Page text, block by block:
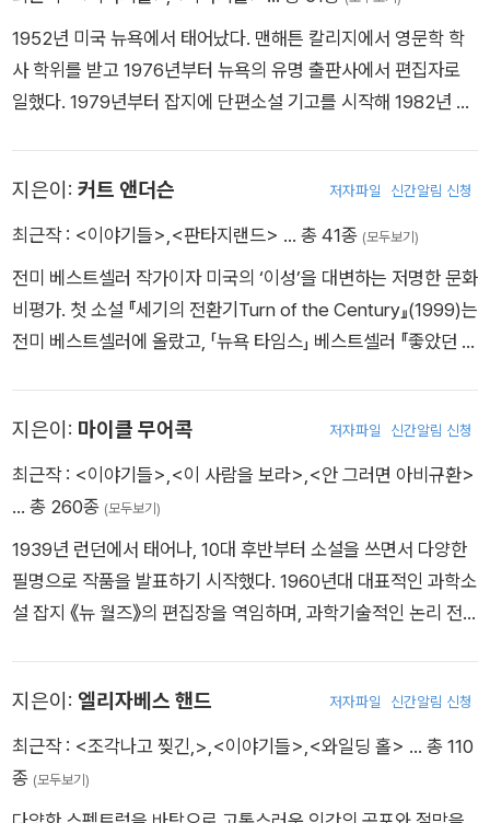
표작 ‘캐트린 댄스’ 시리즈의 네 번째 책이다. 제프리 디버가 주인
공으로 내세운 유일한 여성 형사 캐트린 댄스는 타인의 몸짓언어
에서 거짓말을 읽어내는, ‘인간 거짓말탐지기’로 활약하는 동작학
린 댄스’ 시리즈를 만들어달라는 독자 요청을 불러일으켰고, 이윽
고 새로운 주인공으로 등극한다. 《잠자는 인형》과 《도로변 십자
한 강》에서 스너프 필름 제작자와 맞붙는다. 군중을 고립시키고
공포심을 불어넣어 서로 죽이게 하는 독특한 살인 방식, 타인의
불행을 관음하는 변태적 심리, 참사 현장 영상을 유통하는 다크웹
디버 스릴러의 정점’이라는 찬사를 받았다.
스 픽션 크로니클상을 수상하며 『드라큘라』와 『프랑켄슈타인』에
서 이어지는 고딕-환상 문학의 계보를 잇는 작가로 자리매김했
다. 그 뒤 발표한 『라미아가 보고 있다』에서는 풍부한 역사적 상
상력으로 신화 속 존재인 <라미아>를 불멸과 매혹, 공포를 한 몸
에 담은 생명체로 재탄생시키며 19세기 역사와 문학적 상상을 정
중 스파이로 활약한 킴 필비 사건을 다룬 판타지 스릴러이다. 터
키, 아메리카, 아라비아 사막, 베이루트, 런던, 모스크바 등을 넘
나들며 초자연적인 힘을 둘러싼 국제 첩보전을 그린 이 작품으로
파워스는 국제호러협회상, 세계환상문학상을 수상하며 스릴러
ranger Tides』(1987), 『사망일Expiration Date』(1995) 외 다
수의 작품과 중단편집, 챕북을 발표했다. ■ 주요 수상 경력 198
4년 The Anubis Gates로 필립 K. 딕 기념상 수상 1986년 Dinn
Call로 세계환상문학상 수상 1996년 Expiration Date로 로커스
상 수상 1998년 Earthquake Weather로 로커스상 수상 2001
년 Declare로 국제 호러 협회상 수상 2001년 Declare로 세계
rowned (1976) - 'Forsake the Sky'라는 제목의 개정판으로
'Powers of Two'라는 제목으로 개정판이 나왔다. The Drawin
g of the Dark (1979) 『아누비스의 문The Anubis Gates (19
83)』 Dinner at Deviant’s Palace (1985) 『캐리비안의 해적-
1952년 미국 뉴욕에서 태어났다. 맨해튼 칼리지에서 영문학 학
사 학위를 받고 1976년부터 뉴욕의 유명 출판사에서 편집자로
일했다. 1979년부터 잡지에 단편소설 기고를 시작해 1982년 첫
스 이야기』로 브램 스토커 상을 수상했으며, 닐 게이먼과 공동 편
집한 『이야기들』로 2010년 셜리 잭슨 상 앤솔러지 부문을 수상
지은이: 커트 앤더슨 저자파일 신간알림 신청
최근작 : <이야기들> <판타지랜드> … 총 41종 (모두보기)
전미 베스트셀러 작가이자 미국의 ‘이성’을 대변하는 저명한 문화
비평가. 첫 소설 『세기의 전환기Turn of the Century』(1999)는
전미 베스트셀러에 올랐고, 「뉴욕 타임스」 베스트셀러 『좋았던 시
도 다수의 매체에서 올해의 책으로 선정되었다. 출간 즉시 「뉴욕
타임스」 베스트셀러가 된 논픽션 『판타지랜드Fantasyland』(20
17)는 미국 전역에 엄청난 논란거리를 던지며 화제가 되었고, 유
다. 하버드대학교를 우등으로 졸업한 앤더슨은 풍자 매거진 「스
파이Spy」를 공동 창간했으며, 「타임」과 「뉴요커」의 정치비평 및
문화 칼럼니스트로 활약하면서 다수의 저널리즘 상을 수상했다.
이후 3년간 「뉴욕」의 편집장을 역임했고 「뉴욕 타임스」에 기명 칼
럼을 연재했다. 방송, 영화, 연극 분야에서 활발한 활동을 하기도
로듀서이자 수석 작가로 참여했고, ABC와 HBO와 브로드웨이
극장가를 위해 몇 편의 방송 파일럿을 제작하고 각본을 썼다. 현
재 미국공영라디오방송이 제작하는 라디오 프로그램이자 매주 1
지은이: 마이클 무어콕 저자파일 신간알림 신청
최근작 : <이야기들> <이 사람을 보라> <안 그러면 아비규환>
… 총 260종 (모두보기)
1939년 런던에서 태어나, 10대 후반부터 소설을 쓰면서 다양한
필명으로 작품을 발표하기 시작했다. 1960년대 대표적인 과학소
설 잡지 《뉴 월즈》의 편집장을 역임하며, 과학기술적인 논리 전
한 짧은 소설 《이 사람을 보라》로 1967년 네뷸러 상을 수상하면
서 일찌감치 두각을 나타냈고, 시간 여행으로 예수를 만나러 가는
한 남자의 이야기를 통해 굴절된 인간의 심리와 종교를 정면으로
지은이: 엘리자베스 핸드 저자파일 신간알림 신청
최근작 : <조각나고 찢긴,> <이야기들> <와일딩 홀> … 총 110
종 (모두보기)